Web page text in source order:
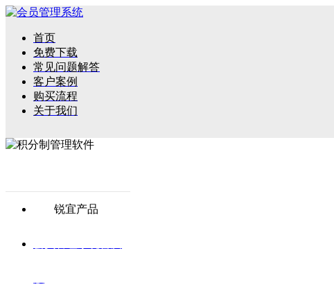
首页
免费下载
常见问题解答
客户案例
购买流程
关于我们
锐宜产品